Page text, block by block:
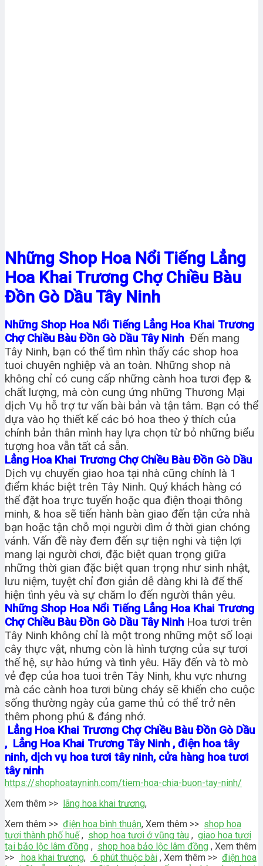
Những Shop Hoa Nổi Tiếng Lẳng
Hoa Khai Trương Chợ Chiều Bàu
Đồn Gò Dầu Tây Ninh
Những Shop Hoa Nổi Tiếng Lẳng Hoa Khai Trương
Chợ Chiều Bàu Đồn Gò Dầu Tây Ninh Đến mang
Tây Ninh, bạn có thể tìm nhìn thấy các shop hoa
tuoi chuyên nghiệp và an toàn. Những shop nà
không chỉ có cung cấp những cành hoa tươi đẹp &
chất lượng, mà còn cung ứng những Thương Mại
dịch Vụ hỗ trợ tư vấn bài bản và tận tâm. Bạn có thể
dựa vào họ thiết kế các bó hoa theo ý thích của
chính bản thân mình hay lựa chọn từ bỏ những biểu
tượng hoa vẫn tất cả sẵn.
Lẳng Hoa Khai Trương Chợ Chiều Bàu Đồn Gò Dầu
Dịch vụ chuyển giao hoa tại nhà cũng chính là 1
điểm khác biệt trên Tây Ninh. Quý khách hàng có
thể đặt hoa trực tuyến hoặc qua điện thoại thông
minh, & hoa sẽ tiến hành bàn giao đến tận cửa nhà
bạn hoặc tận chỗ mọi người dìm ở thời gian chóng
vánh. Vấn đề này đem đến sự tiện nghi và tiện lợi
mang lại người chơi, đặc biệt quan trọng giữa
những thời gian đặc biệt quan trọng như sinh nhật,
lưu niệm, tuyệt chỉ đơn giản dễ dàng khi là để thể
hiện tình yêu và sự chăm lo đến người thân yêu.
Những Shop Hoa Nổi Tiếng Lẳng Hoa Khai Trương
Chợ Chiều Bàu Đồn Gò Dầu Tây Ninh Hoa tươi trên
Tây Ninh không chỉ là một trong những một số loại
cây thực vật, nhưng còn là hình tượng của sự tươi
thế hệ, sự hào hứng và tình yêu. Hãy đến và tò mò
vẻ đẹp của hoa tuoi trên Tây Ninh, khu vực nhưng
mà các cành hoa tươi bùng cháy sẽ khiến cho cuộc
sống thường ngày của game thủ có thể trở nên
thêm phong phú & đáng nhớ.
Lẳng Hoa Khai Trương Chợ Chiều Bàu Đồn Gò Dầu
, Lẳng Hoa Khai Trương Tây Ninh , điện hoa tây
ninh, dịch vụ hoa tươi tây ninh, cửa hàng hoa tươi
tây ninh
https://shophoatayninh.com/tiem-hoa-chia-buon-tay-ninh/
Xem thêm >> lãng hoa khai trương,
Xem thêm >> điện hoa bình thuận, Xem thêm >> shop hoa
tươi thành phố huế, shop hoa tươi ở vũng tàu , giao hoa tươi
tại bảo lộc lâm đồng , shop hoa bảo lộc lâm đồng , Xem thêm
>>
hoa khai trương, 6 phút thuộc bài , Xem thêm >> điện hoa